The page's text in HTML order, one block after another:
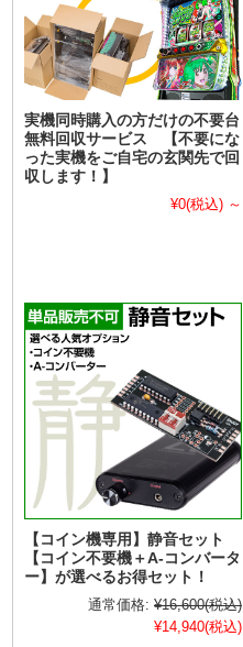
実機同時購入の方だけの不要台
無料回収サービス 【不要にな
った実機をご自宅の玄関先で回
収します！】
¥0(税込) ～
【コイン機専用】静音セット
【コイン不要機＋A-コンバータ
ー】が選べるお得セット！
通常価格: ¥16,600(税込)
¥14,940(税込)